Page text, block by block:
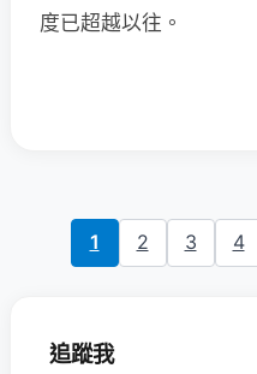
度已超越以往。
1 2 3 4
追蹤我